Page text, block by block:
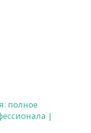
полное
|